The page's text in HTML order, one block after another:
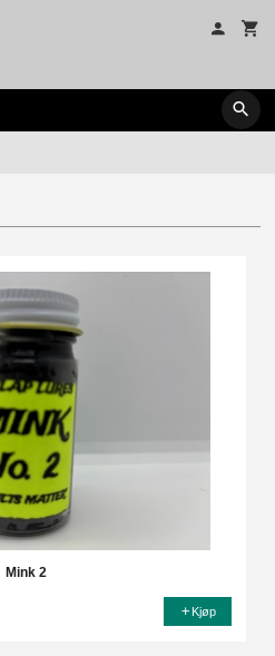
Mink 2
Kjøp